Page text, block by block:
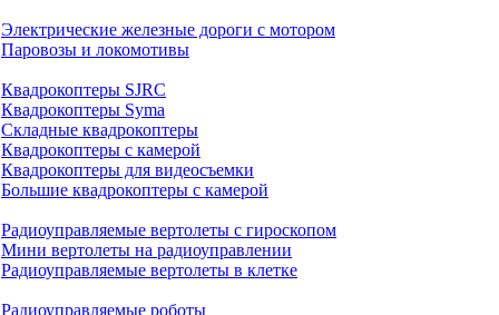
Электрические железные дороги с мотором
Паровозы и локомотивы
Квадрокоптеры SJRC
Квадрокоптеры Syma
Складные квадрокоптеры
Квадрокоптеры с камерой
Квадрокоптеры для видеосъемки
Большие квадрокоптеры с камерой
Радиоуправляемые вертолеты с гироскопом
Мини вертолеты на радиоуправлении
Радиоуправляемые вертолеты в клетке
Радиоуправляемые роботы